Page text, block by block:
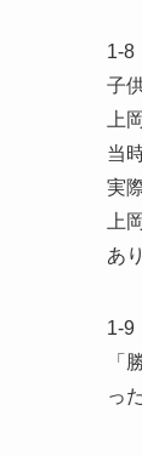
1-8
子
上
当
実
上
あ
1-9
「
っ